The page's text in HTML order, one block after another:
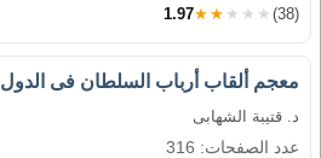
1.97★★★★★ (38)
معجم ألقاب أرباب السلطان فى الدول
د. قتيبة الشهابى
عدد الصفحات: 316